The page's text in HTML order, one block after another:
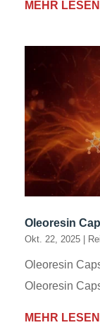
MEHR LESEN
Oleoresin
Okt. 22, 2025
Oleoresin
Oleoresin
MEHR LESEN